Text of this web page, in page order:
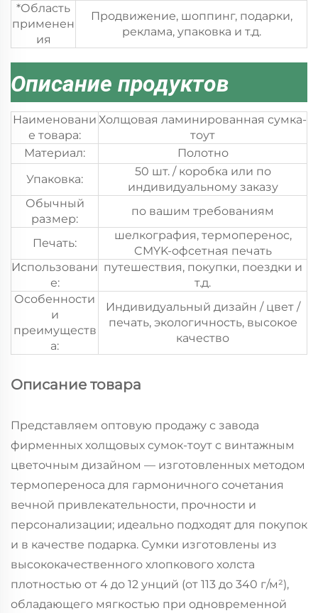
*Область
применен
ия
Продвижение, шоппинг, подарки,
реклама, упаковка и т.д.
Описание продуктов
Наименовани
е товара:
Холщовая ламинированная сумка-
тоут
Материал:
Полотно
Упаковка:
50 шт. / коробка или по
индивидуальному заказу
Обычный
размер:
по вашим требованиям
Печать:
шелкография, термоперенос,
CMYK-офсетная печать
Использовани
е:
путешествия, покупки, поездки и
т.д.
Особенности
и
преимуществ
а:
Индивидуальный дизайн / цвет /
печать, экологичность, высокое
качество
Описание товара
Представляем оптовую продажу с завода
фирменных холщовых сумок-тоут с винтажным
цветочным дизайном — изготовленных методом
термопереноса для гармоничного сочетания
вечной привлекательности, прочности и
персонализации; идеально подходят для покупок
и в качестве подарка. Сумки изготовлены из
высококачественного хлопкового холста
плотностью от 4 до 12 унций (от 113 до 340 г/м²),
обладающего мягкостью при одновременной